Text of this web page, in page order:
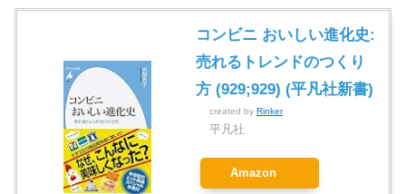
コンビニ おいしい進化史:
売れるトレンドのつくり
方 (929;929) (平凡社新書)
created by Rinker
平凡社
Amazon